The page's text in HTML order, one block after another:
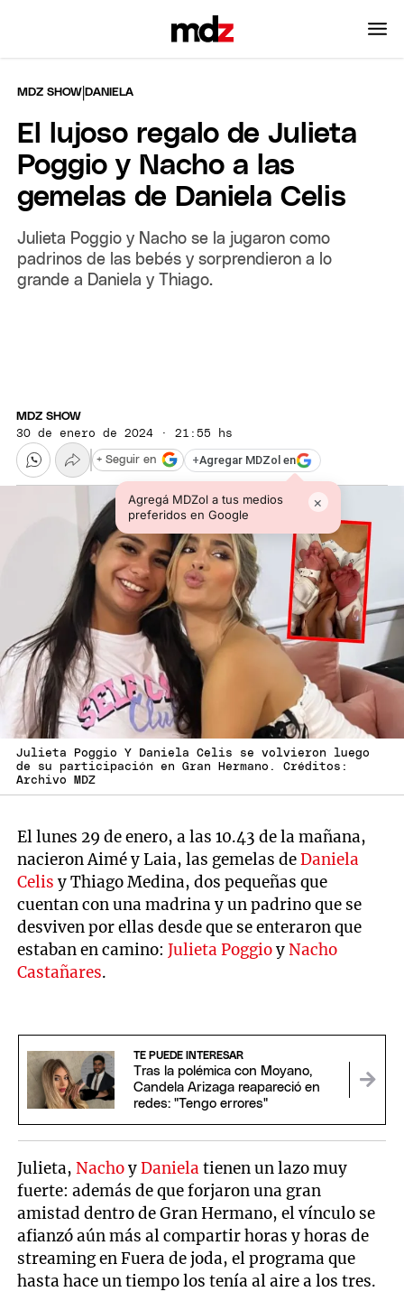
MDZ SHOW |DANIELA
El lujoso regalo de Julieta
Poggio y Nacho a las
gemelas de Daniela Celis
Julieta Poggio y Nacho se la jugaron como
padrinos de las bebés y sorprendieron a lo
grande a Daniela y Thiago.
MDZ SHOW
30 de enero de 2024 · 21:55 hs
+Agregar MDZol en
Agregá MDZol a tus medios
preferidos en Google
×
+ Seguir en
Julieta Poggio Y Daniela Celis se volvieron luego
de su participación en Gran Hermano. Créditos:
Archivo MDZ
El lunes 29 de enero, a las 10.43 de la mañana,
nacieron Aimé y Laia, las gemelas deDaniela
Celisy Thiago Medina, dos pequeñas que
cuentan con una madrina y un padrino que se
desviven por ellas desde que se enteraron que
estaban en camino:Julieta PoggioyNacho
Castañares.
TE PUEDE INTERESAR
Tras la polémica con Moyano,
Candela Arizaga reapareció en
redes: "Tengo errores"
Julieta,NachoyDanielatienen un lazo muy
fuerte: además de que forjaron una gran
amistad dentro de Gran Hermano, el vínculo se
afianzó aún más al compartir horas y horas de
streaming en Fuera de joda, el programa que
hasta hace un tiempo los tenía al aire a los tres.